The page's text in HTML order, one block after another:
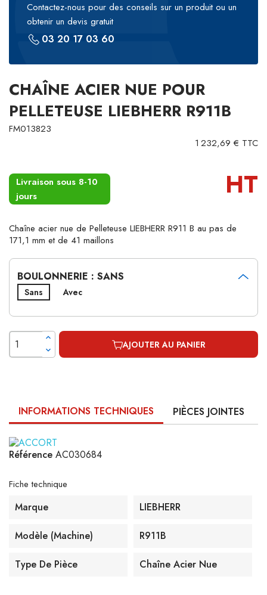
Contactez-nous pour des conseils sur un produit ou un
obtenir un devis gratuit
03 20 17 03 60
CHAÎNE ACIER NUE POUR
PELLETEUSE LIEBHERR R911B
FM013823
1 232,69 € TTC
Livraison sous 8-10
jours
HT
Chaîne acier nue de Pelleteuse LIEBHERR R911 B au pas de
171,1 mm et de 41 maillons
BOULONNERIE : SANS
Sans Avec
AJOUTER AU PANIER
INFORMATIONS TECHNIQUES PIÈCES JOINTES
Référence AC030684
Fiche technique
Marque LIEBHERR
Modèle (machine) R911B
Type De Pièce Chaîne Acier Nue